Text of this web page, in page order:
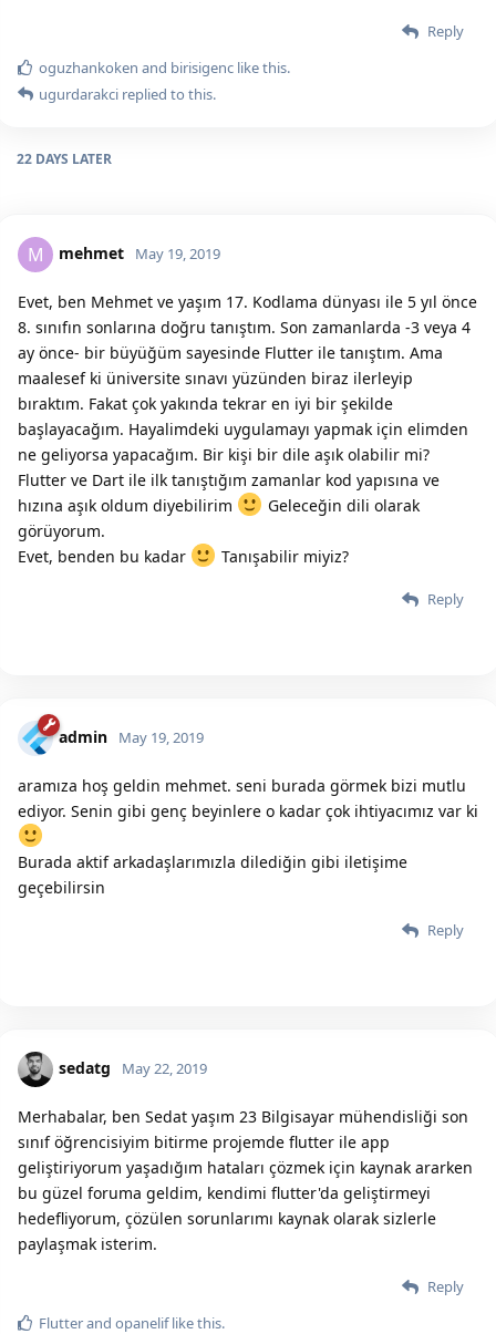
Reply
oguzhankoken and birisigenc like this.
ugurdarakci replied to this.
22 DAYS LATER
M mehmet May 19, 2019
Evet, ben Mehmet ve yaşım 17. Kodlama dünyası ile 5 yıl önce
8. sınıfın sonlarına doğru tanıştım. Son zamanlarda -3 veya 4
ay önce- bir büyüğüm sayesinde Flutter ile tanıştım. Ama
maalesef ki üniversite sınavı yüzünden biraz ilerleyip
bıraktım. Fakat çok yakında tekrar en iyi bir şekilde
başlayacağım. Hayalimdeki uygulamayı yapmak için elimden
ne geliyorsa yapacağım. Bir kişi bir dile aşık olabilir mi?
Flutter ve Dart ile ilk tanıştığım zamanlar kod yapısına ve
hızına aşık oldum diyebilirim
Geleceğin dili olarak
görüyorum.
Evet, benden bu kadar
Tanışabilir miyiz?
Reply
admin May 19, 2019
aramıza hoş geldin mehmet. seni burada görmek bizi mutlu
ediyor. Senin gibi genç beyinlere o kadar çok ihtiyacımız var ki
Burada aktif arkadaşlarımızla dilediğin gibi iletişime
geçebilirsin
Reply
sedatg May 22, 2019
Merhabalar, ben Sedat yaşım 23 Bilgisayar mühendisliği son
sınıf öğrencisiyim bitirme projemde flutter ile app
geliştiriyorum yaşadığım hataları çözmek için kaynak ararken
bu güzel foruma geldim, kendimi flutter'da geliştirmeyi
hedefliyorum, çözülen sorunlarımı kaynak olarak sizlerle
paylaşmak isterim.
Reply
Flutterand opaneliflike this.